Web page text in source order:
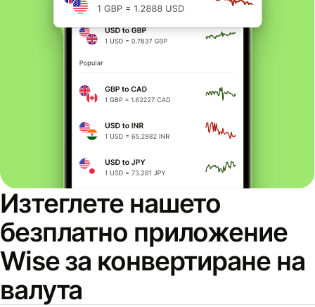
Изтеглете нашето
безплатно приложение
Wise за конвертиране на
валута